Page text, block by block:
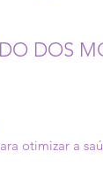
DOS
otimizar a